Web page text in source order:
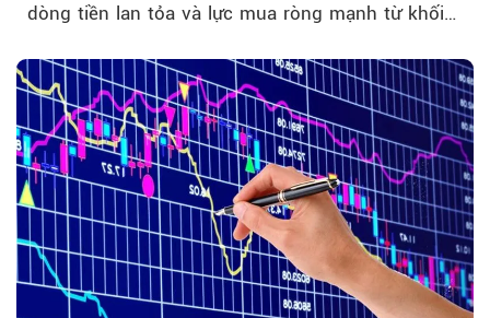
dòng tiền lan tỏa và lực mua ròng mạnh từ khối